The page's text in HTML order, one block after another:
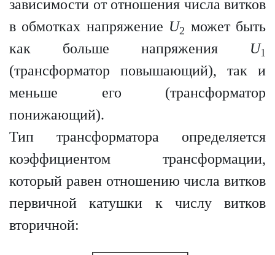
зависимости от отношения числа витков
в обмотках напряжение U2 может быть
как больше напряжения U1
(трансформатор повышающий), так и
меньше его (трансформатор
понижающий).
Тип трансформатора определяется
коэффициентом трансформации,
который равен отношению числа витков
первичной катушки к числу витков
вторичной: